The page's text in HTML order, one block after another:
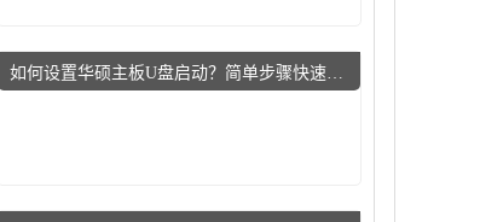
如何设置华硕主板U盘启动？简单步骤快速上手